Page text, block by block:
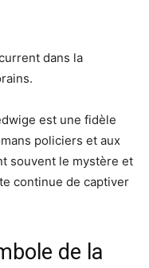
dans la
est une fidèle
policiers et aux
souvent le mystère et
continue de captiver
de la